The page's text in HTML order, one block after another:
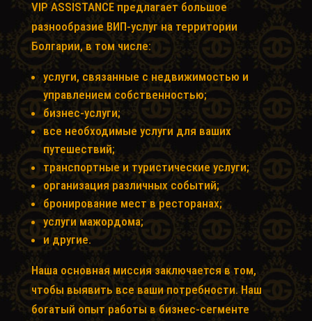
VIP ASSISTANCE предлагает большое
разнообразие ВИП-услуг на территории
Болгарии, в том числе:
услуги, связанные с недвижимостью и
управлением собственностью;
бизнес-услуги;
все необходимые услуги для ваших
путешествий;
транспортные и туристические услуги;
организация различных событий;
бронирование мест в ресторанах;
услуги мажордома;
и другие.
Наша основная миссия заключается в том,
чтобы выявить все ваши потребности. Наш
богатый опыт работы в бизнес-сегменте